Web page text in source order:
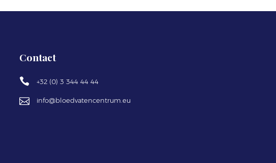
Contact
+32 (0) 3 344 44 44
info@bloedvatencentrum.eu